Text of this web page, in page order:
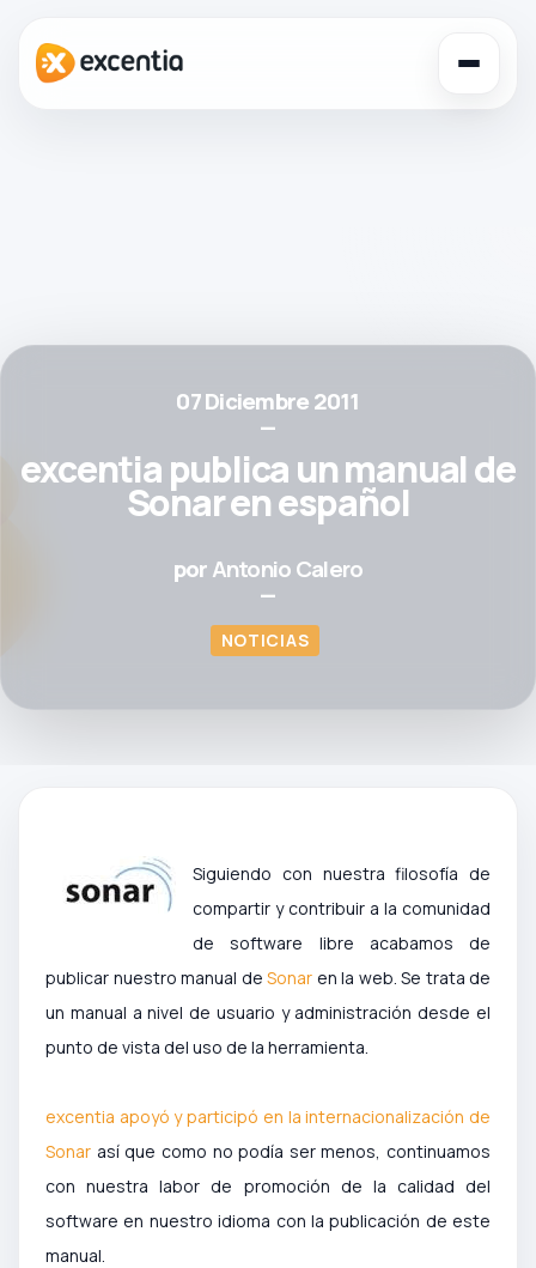
07 Diciembre 2011
—
excentia publica un manual de
Sonar en español
porAntonio Calero
—
NOTICIAS
Siguiendo con nuestra filosofía de
compartir y contribuir a la comunidad
de software libre acabamos de
publicar nuestro manual de Sonar en la web. Se trata de
un manual a nivel de usuario y administración desde el
punto de vista del uso de la herramienta.
excentia apoyó y participó en la internacionalización de
Sonar así que como no podía ser menos, continuamos
con nuestra labor de promoción de la calidad del
software en nuestro idioma con la publicación de este
manual.